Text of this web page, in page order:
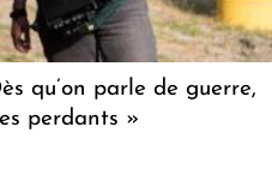
qu’on parle de guerre,
perdants »